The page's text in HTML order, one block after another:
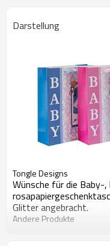
Darstellung
Tongle Designs
Wünsche für die Baby-,
Glitter angebracht.
Andere Produkte